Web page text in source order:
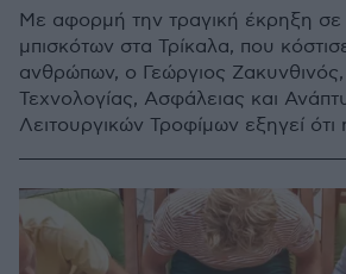
Με αφορμή την τραγική έκρηξη σε
μπισκότων στα Τρίκαλα, που
ανθρώπων, ο Γεώργιος
Τεχνολογίας, Ασφάλειας και
Λειτουργικών Τροφίμων εξηγεί ότι
έναν κρίσιμο παράγοντα για την
βιομηχανικών ατυχημάτων